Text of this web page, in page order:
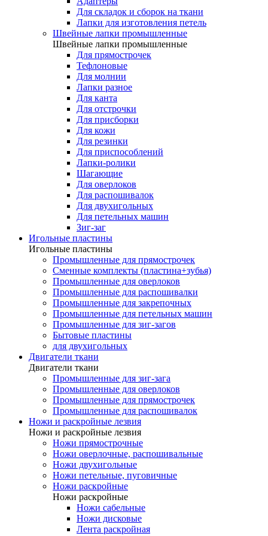
Для складок и сборок на ткани
Лапки для изготовления петель
Швейные лапки промышленные
Швейные лапки промышленные
Для прямострочек
Тефлоновые
Для молнии
Лапки разное
Для канта
Для отстрочки
Для присборки
Для кожи
Для резинки
Для приспособлений
Лапки-ролики
Шагающие
Для оверлоков
Для распошивалок
Для двухигольных
Для петельных машин
Зиг-заг
Игольные пластины
Игольные пластины
Промышленные для прямострочек
Сменные комплекты (пластина+зубья)
Промышленные для оверлоков
Промышленные для распошивалки
Промышленные для закрепочных
Промышленные для петельных машин
Промышленные для зиг-загов
Бытовые пластины
для двухигольных
Двигатели ткани
Двигатели ткани
Промышленные для зиг-зага
Промышленные для оверлоков
Промышленные для прямострочек
Промышленные для распошивалок
Ножи и раскройные лезвия
Ножи и раскройные лезвия
Ножи прямострочные
Ножи оверлочные, распошивальные
Ножи двухигольные
Ножи петельные, пуговичные
Ножи раскройные
Ножи раскройные
Ножи сабельные
Ножи дисковые
Лента раскройная